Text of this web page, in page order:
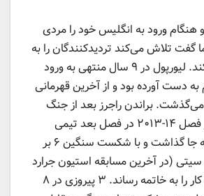
کلوپ اکتبر ۲۰۱۵ و هنگام ورود به انگلیس خود را مردی
گفت تلاش می‌کند تردیدکنندگان را به
باورمندان تبدیل کند. لیورپول در ۹ سال منتهی به ورود
دست آورده بود و از آخرین قهرمانی
۲۵ سال می‌گذشت. براندن راجرز بعد از جنگ
نزدیک قهرمانی در فصل ۱۴-۲۰۱۳ در فصل بعد تیمی
افول‌کرده از خود به جا گذاشت و با شکست سنگین ۶ بر
(در آخرین مسابقه استیون جرارد
به همراه لیورپول) کار را به خاتمه رساند. ۳ پیروزی در ۸